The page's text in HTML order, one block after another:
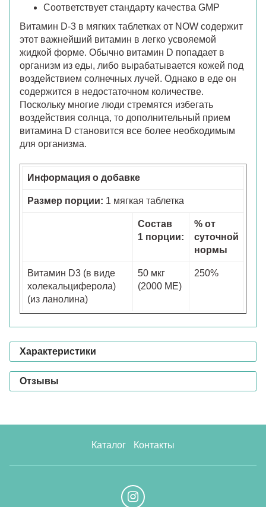
Соответствует стандарту качества GMP
Витамин D-3 в мягких таблетках от NOW содержит
этот важнейший витамин в легко усвояемой
жидкой форме. Обычно витамин D попадает в
организм из еды, либо вырабатывается кожей под
воздействием солнечных лучей. Однако в еде он
содержится в недостаточном количестве.
Поскольку многие люди стремятся избегать
воздействия солнца, то дополнительный прием
витамина D становится все более необходимым
для организма.
Информация о добавке
Размер порции: 1 мягкая таблетка
Состав
1 порции:
% от
суточной
нормы
Витамин D3 (в виде
холекальциферола)
(из ланолина)
50 мкг
(2000 МЕ)
250%
Характеристики
Отзывы
Каталог Контакты